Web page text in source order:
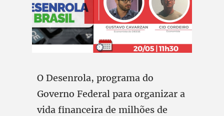
O Desenrola, programa do
Governo Federal para organizar a
vida financeira de milhões de